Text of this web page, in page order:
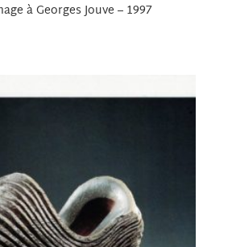
à Georges Jouve – 1997